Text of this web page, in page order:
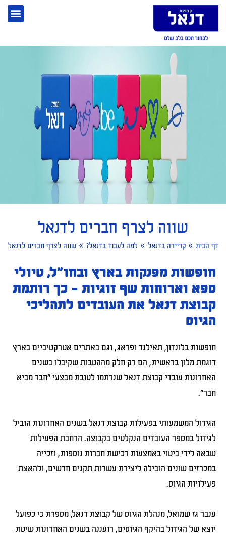
שווה לצרף חברים לדנאל
דף הבית »קריירה בדנאל » למה לעבוד בדנאל? »שווה לצרף חברים לדנאל
חופשות מפנקות בארץ ובחו"ל, טיולי
ספא וארוחות שף זוגיות - כך רותמת
קבוצת דנאל את העובדים לתהליכי
הגיוס
חופשות בלונדון, תאילנד ופראג, וגם באתרים אטרקטיביים בארץ
דוגמת מלון בראשית, הם רק חלק מההטבות שקיבלו בשנים
האחרונות עובדי קבוצת דנאל שנרתמו לטובת מבצעי "חבר מביא
חבר".
הגידול המשמעותי בפעילות קבוצת דנאל בשנים האחרונות הוביל
לגידול במספר העובדים הנקלטים בקבוצה. הרחבת הפעילות
שבאה לידי ביטוי באמצעות רכישת חברות נוספות, וזכייה
במכרזים שונים הובילה ליצירת עשרות תקנים חדשים, ולהאצת
פעילויות הגיוס.
ענבר גז שמואל, מנהלת הגיוס של קבוצת דנאל, מספרת כי כפועל
יוצא של הגידול בהיקף הגיוסים, רועננה בשנים האחרונות שיטת